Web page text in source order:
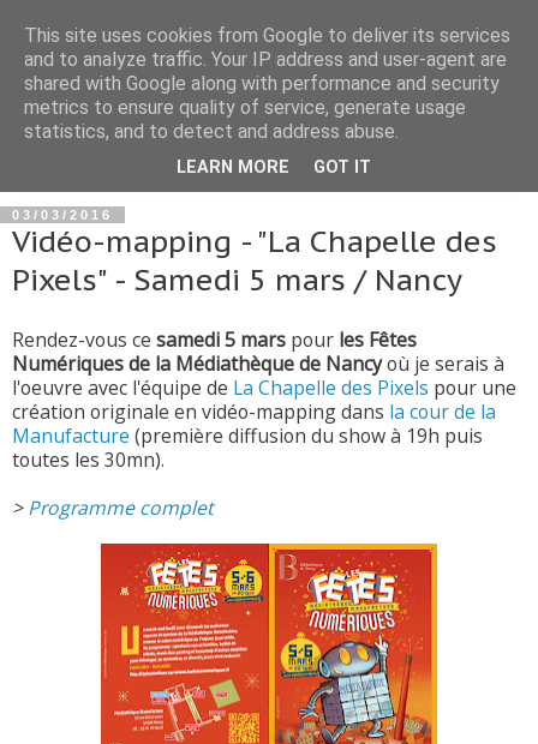
03/03/2016
Vidéo-mapping - "La Chapelle des
Pixels" - Samedi 5 mars / Nancy
Rendez-vous ce samedi 5 mars pour les Fêtes
Numériques de la Médiathèque de Nancyoù je serais à
l'oeuvre avec l'équipe de La Chapelle des Pixels pour une
création originale en vidéo-mapping dans la cour de la
Manufacture (première diffusion du show à 19h puis
toutes les 30mn).
>Programme complet
This site uses cookies from Google to deliver its services
and to analyze traffic. Your IP address and user-agent are
shared with Google along with performance and security
metrics to ensure quality of service, generate usage
statistics, and to detect and address abuse.
LEARN MORE GOT IT